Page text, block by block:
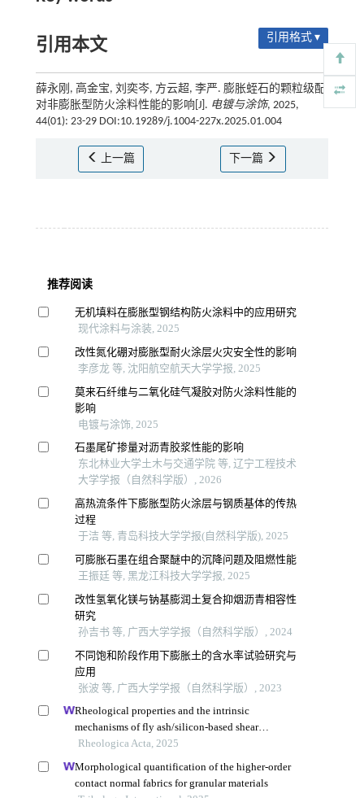
引用本文 引用格式 ▾
薛永刚, 高金宝, 刘奕岑, 方云超, 李严. 膨胀蛭石的颗粒级配
对非膨胀型防火涂料性能的影响[J]. 电镀与涂饰, 2025,
44(01): 23-29 DOI:10.19289/j.1004-227x.2025.01.004
上一篇 下一篇